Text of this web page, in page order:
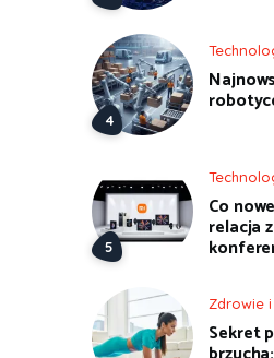
Co
relacja
Zdrowie
Sekret